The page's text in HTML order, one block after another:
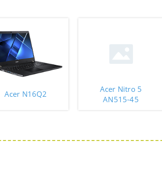
Acer N16Q2
Acer Nitro 5
AN515-45